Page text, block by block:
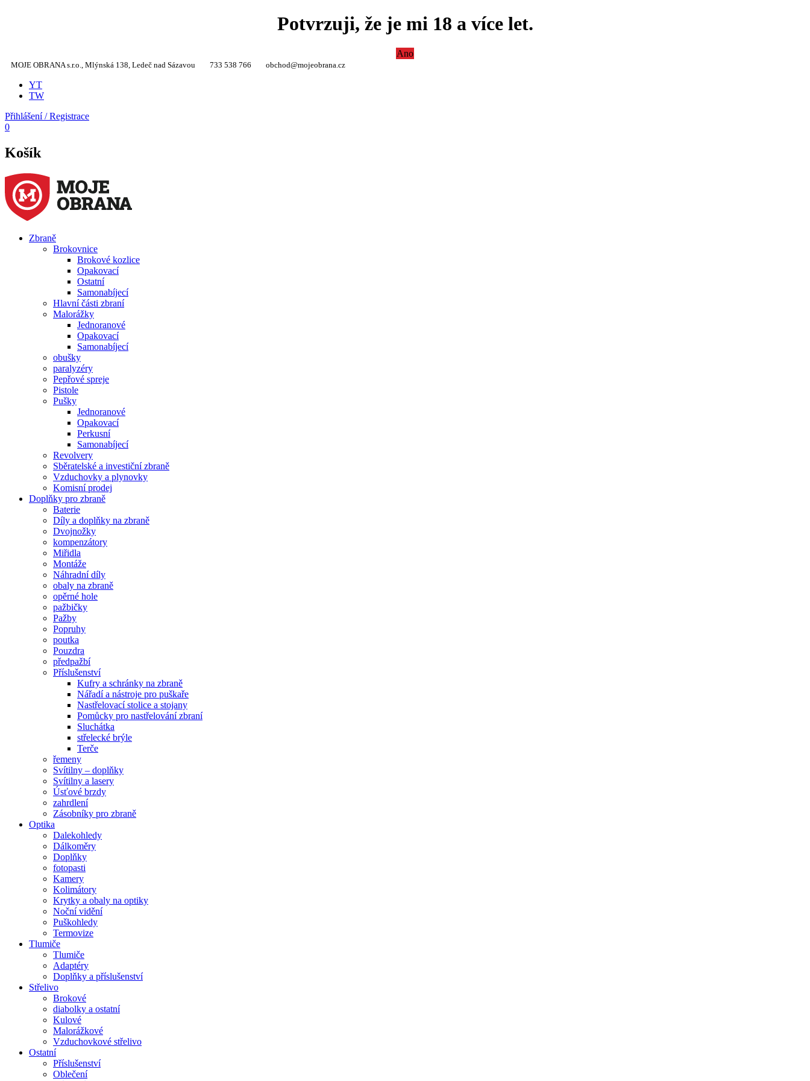
Potvrzuji, že je mi 18 a více let.
Ano
MOJE OBRANA s.r.o., Mlýnská 138, Ledeč nad Sázavou 733 538 766 obchod@mojeobrana.cz
YT
TW
Přihlášení / Registrace
0
Košík
Zbraně
Brokovnice
Brokové kozlice
Opakovací
Ostatní
Samonabíjecí
Hlavní části zbraní
Malorážky
Jednoranové
Opakovací
Samonabíjecí
obušky
paralyzéry
Pepřové spreje
Pistole
Pušky
Jednoranové
Opakovací
Perkusní
Samonabíjecí
Revolvery
Sběratelské a investiční zbraně
Vzduchovky a plynovky
Komisní prodej
Doplňky pro zbraně
Baterie
Díly a doplňky na zbraně
Dvojnožky
kompenzátory
Miřidla
Montáže
Náhradní díly
obaly na zbraně
opěrné hole
pažbičky
Pažby
Popruhy
poutka
Pouzdra
předpažbí
Příslušenství
Kufry a schránky na zbraně
Nářadí a nástroje pro puškaře
Nastřelovací stolice a stojany
Pomůcky pro nastřelování zbraní
Sluchátka
střelecké brýle
Terče
řemeny
Svítilny – doplňky
Svítilny a lasery
Úsťové brzdy
zahrdlení
Zásobníky pro zbraně
Optika
Dalekohledy
Dálkoměry
Doplňky
fotopasti
Kamery
Kolimátory
Krytky a obaly na optiky
Noční vidění
Puškohledy
Termovize
Tlumiče
Tlumiče
Adaptéry
Doplňky a příslušenství
Střelivo
Brokové
diabolky a ostatní
Kulové
Malorážkové
Vzduchovkové střelivo
Ostatní
Příslušenství
Oblečení